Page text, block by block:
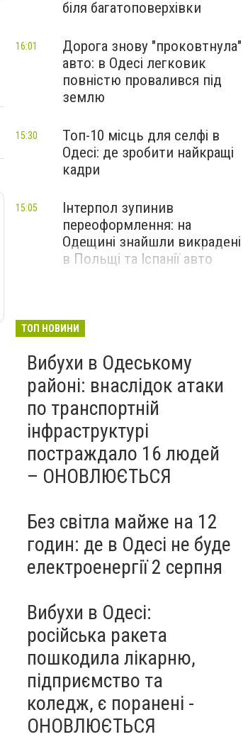
біля багатоповерхівки
Дорога знову "проковтнула"
авто: в Одесі легковик
повністю провалився під
землю
16:01
Топ-10 місць для селфі в
Одесі: де зробити найкращі
кадри
15:30
Інтерпол зупинив
переоформлення: на
Одещині знайшли викрадені
в Польщі та Іспанії авто
15:05
ТОП НОВИНИ
Вибухи в Одеському
районі: внаслідок атаки
по транспортній
інфраструктурі
постраждало 16 людей
– ОНОВЛЮЄТЬСЯ
Без світла майже на 12
годин: де в Одесі не буде
електроенергії 2 серпня
Вибухи в Одесі:
російська ракета
пошкодила лікарню,
підприємство та
коледж, є поранені -
ОНОВЛЮЄТЬСЯ